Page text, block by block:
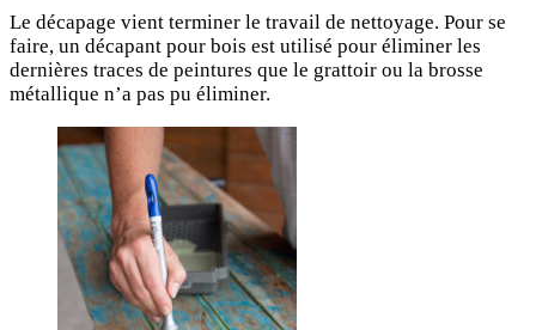
Le décapage vient terminer le travail de nettoyage. Pour se
faire, un décapant pour bois est utilisé pour éliminer les
dernières traces de peintures que le grattoir ou la brosse
métallique n’a pas pu éliminer.